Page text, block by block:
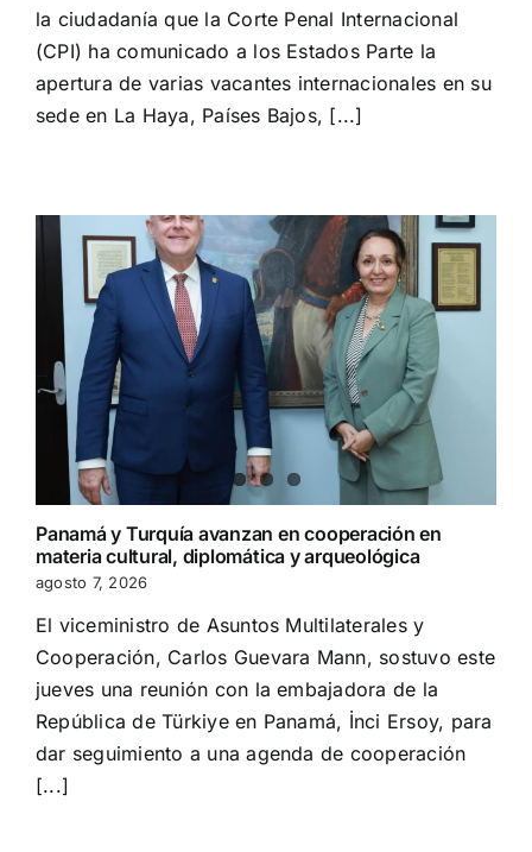
la ciudadanía que la Corte Penal Internacional
(CPI) ha comunicado a los Estados Parte la
apertura de varias vacantes internacionales en su
sede en La Haya, Países Bajos, [...]
Panamá y Turquía avanzan en cooperación en
materia cultural, diplomática y arqueológica
agosto 7, 2026
El viceministro de Asuntos Multilaterales y
Cooperación, Carlos Guevara Mann, sostuvo este
jueves una reunión con la embajadora de la
República de Türkiye en Panamá, İnci Ersoy, para
dar seguimiento a una agenda de cooperación
[...]